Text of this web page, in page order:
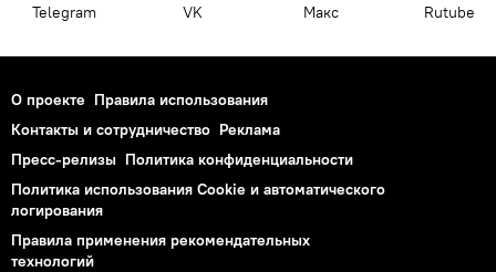
Telegram VK Макс Rutube
О проекте Правила использования
Контакты и сотрудничество Реклама
Пресс-релизы Политика конфиденциальности
Политика использования Cookie и автоматического
логирования
Правила применения рекомендательных
технологий